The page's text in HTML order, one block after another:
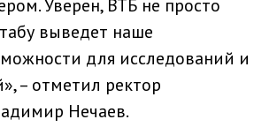
Уверен, ВТБ не просто
выведет наше
для исследований и
– отметил ректор
Нечаев.